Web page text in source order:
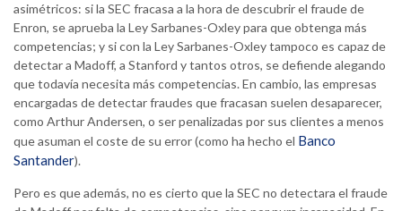
asimétricos: si la SEC fracasa a la hora de descubrir el fraude de
Enron, se aprueba la Ley Sarbanes-Oxley para que obtenga más
competencias; y si con la Ley Sarbanes-Oxley tampoco es capaz de
detectar a Madoff, a Stanford y tantos otros, se defiende alegando
que todavía necesita más competencias. En cambio, las empresas
encargadas de detectar fraudes que fracasan suelen desaparecer,
como Arthur Andersen, o ser penalizadas por sus clientes a menos
que asuman el coste de su error (como ha hecho el Banco
Santander).
Pero es que además, no es cierto que la SEC no detectara el fraude